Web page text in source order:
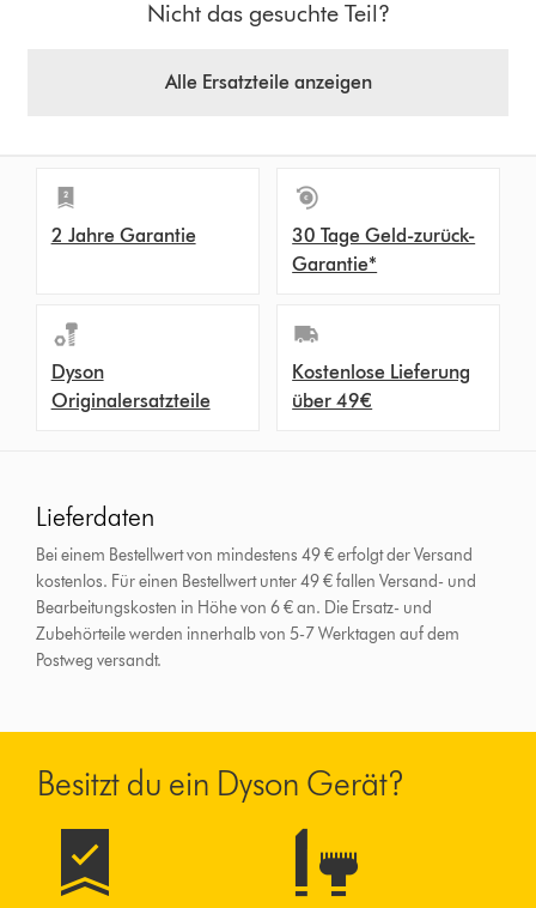
Nicht das gesuchte Teil?
Alle Ersatzteile anzeigen
2 Jahre Garantie
30 Tage Geld-zurück-
Garantie*
Dyson
Originalersatzteile
Kostenlose Lieferung
über 49€
Lieferdaten
Bei einem Bestellwert von mindestens 49 € erfolgt der Versand
kostenlos. Für einen Bestellwert unter 49 € fallen Versand- und
Bearbeitungskosten in Höhe von 6 € an. Die Ersatz- und
Zubehörteile werden innerhalb von 5-7 Werktagen auf dem
Postweg versandt.
Besitzt du ein Dyson Gerät?